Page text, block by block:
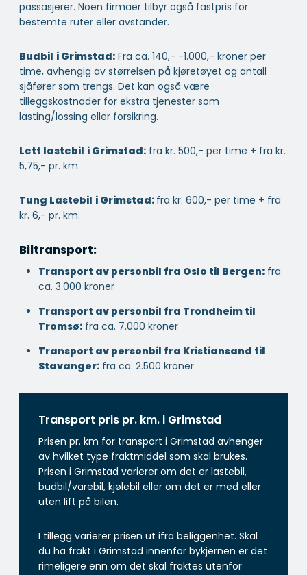
passasjerer. Noen firmaer tilbyr også fastpris for
bestemte ruter eller avstander.
Budbil i Grimstad: Fra ca. 140,- -1.000,- kroner per
time, avhengig av størrelsen på kjøretøyet og antall
sjåfører som trengs. Det kan også være
tilleggskostnader for ekstra tjenester som
lasting/lossing eller forsikring.
Lett lastebil i Grimstad: fra kr. 500,- per time + fra kr.
5,75,- pr. km.
Tung Lastebil i Grimstad: fra kr. 600,- per time + fra
kr. 6,- pr. km.
Biltransport:
Transport av personbil fra Oslo til Bergen: fra
ca. 3.000 kroner
Transport av personbil fra Trondheim til
Tromsø: fra ca. 7.000 kroner
Transport av personbil fra Kristiansand til
Stavanger: fra ca. 2.500 kroner
Transport pris pr. km. i Grimstad
Prisen pr. km for transport i Grimstad avhenger
av hvilket type fraktmiddel som skal brukes.
Prisen i Grimstad varierer om det er lastebil,
budbil/varebil, kjølebil eller om det er med eller
uten lift på bilen.
I tillegg varierer prisen ut ifra beliggenhet. Skal
du ha frakt i Grimstad innenfor bykjernen er det
rimeligere enn om det skal fraktes utenfor